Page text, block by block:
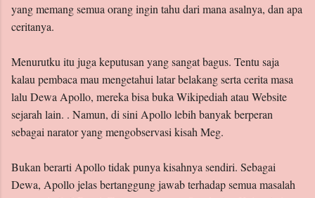
yang memang semua orang ingin tahu dari mana asalnya, dan apa
ceritanya.
Menurutku itu juga keputusan yang sangat bagus. Tentu saja
kalau pembaca mau mengetahui latar belakang serta cerita masa
lalu Dewa Apollo, mereka bisa buka Wikipediah atau Website
sejarah lain. . Namun, di sini Apollo lebih banyak berperan
sebagai narator yang mengobservasi kisah Meg.
Bukan berarti Apollo tidak punya kisahnya sendiri. Sebagai
Dewa, Apollo jelas bertanggung jawab terhadap semua masalah